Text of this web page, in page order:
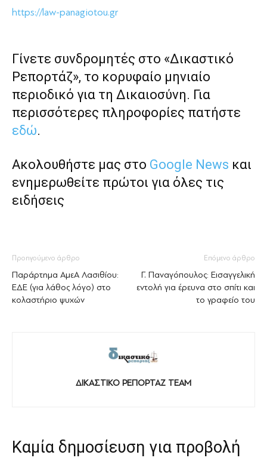
https://law-panagiotou.gr
Γίνετε συνδρομητές στο «Δικαστικό
Ρεπορτάζ», το κορυφαίο μηνιαίο
περιοδικό για τη Δικαιοσύνη. Για
περισσότερες πληροφορίες πατήστε
εδώ.
Ακολουθήστε μας στο Google News και
ενημερωθείτε πρώτοι για όλες τις
ειδήσεις
Προηγούμενο άρθρο
Παράρτημα ΑμεΑ Λασιθίου:
ΕΔΕ (για λάθος λόγο) στο
κολαστήριο ψυχών
Επόμενο άρθρο
Γ. Παναγόπουλος: Εισαγγελική
εντολή για έρευνα στο σπίτι και
το γραφείο του
ΔΙΚΑΣΤΙΚΟ ΡΕΠΟΡΤΑΖ TEAM
Καμία δημοσίευση για προβολή